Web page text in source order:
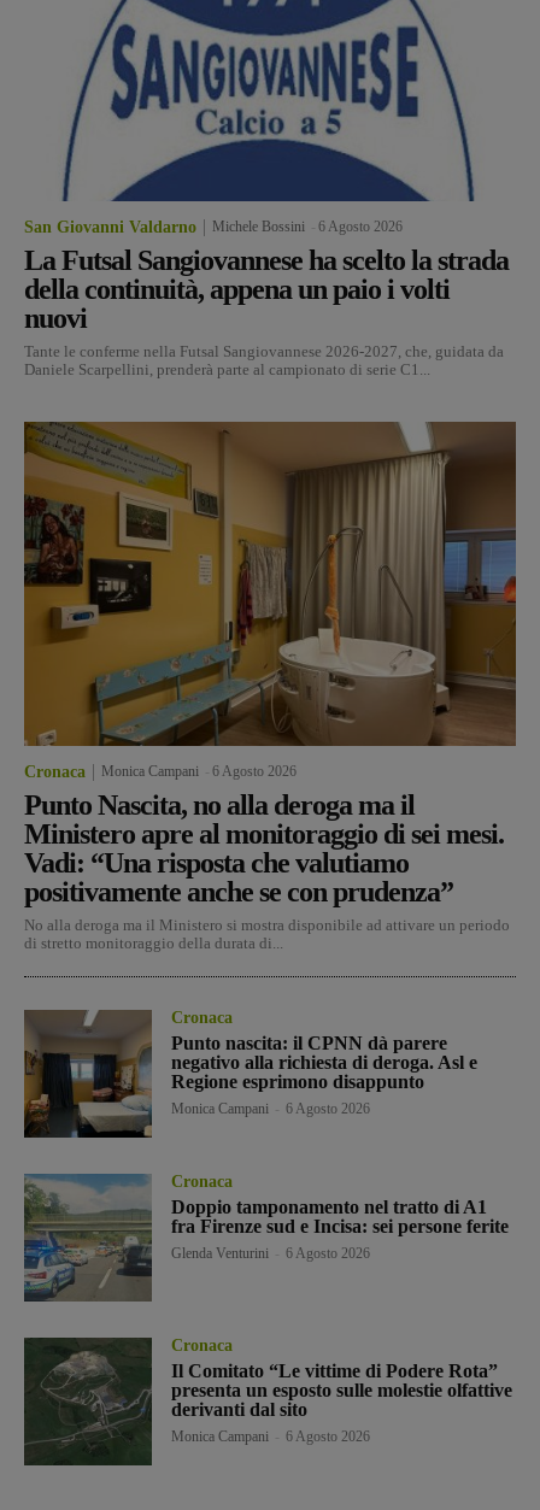
San Giovanni Valdarno Michele Bossini 6 Agosto 2026
La Futsal Sangiovannese ha scelto la strada
della continuità, appena un paio i volti
nuovi
Tante le conferme nella Futsal Sangiovannese 2026-2027, che, guidata da
Daniele Scarpellini, prenderà parte al campionato di serie C1...
Cronaca Monica Campani 6 Agosto 2026
Punto Nascita, no alla deroga ma il
Ministero apre al monitoraggio di sei mesi.
Vadi: “Una risposta che valutiamo
positivamente anche se con prudenza”
No alla deroga ma il Ministero si mostra disponibile ad attivare un periodo
di stretto monitoraggio della durata di...
Cronaca
Punto nascita: il CPNN dà parere
negativo alla richiesta di deroga. Asl e
Regione esprimono disappunto
Monica Campani 6 Agosto 2026
Cronaca
Doppio tamponamento nel tratto di A1
fra Firenze sud e Incisa: sei persone ferite
Glenda Venturini 6 Agosto 2026
Cronaca
Il Comitato “Le vittime di Podere Rota”
presenta un esposto sulle molestie olfattive
derivanti dal sito
Monica Campani 6 Agosto 2026